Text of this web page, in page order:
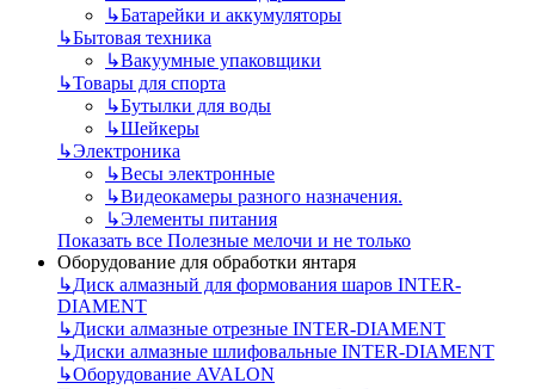
↳Батарейки и аккумуляторы
↳Бытовая техника
↳Вакуумные упаковщики
↳Товары для спорта
↳Бутылки для воды
↳Шейкеры
↳Электроника
↳Весы электронные
↳Видеокамеры разного назначения.
↳Элементы питания
Показать все Полезные мелочи и не только
Оборудование для обработки янтаря
↳Диск алмазный для формования шаров INTER-
DIAMENT
↳Диски алмазные отрезные INTER-DIAMENT
↳Диски алмазные шлифовальные INTER-DIAMENT
↳Оборудование AVALON